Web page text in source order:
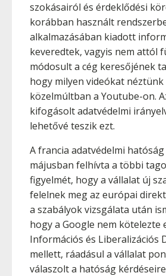
szokásairól és érdeklődési
korábban használt
alkalmazásában kiadott
keveredtek, vagyis nem attól
módosult a cég keresőjének
hogy milyen videókat néztünk
közelmúltban a Youtube-on.
kifogásolt adatvédelmi
lehetővé teszik ezt.
A francia adatvédelmi
májusban felhívta a többi
figyelmét, hogy a vállalat új
felelnek meg az európai
a szabályok vizsgálata után
hogy a Google nem kötelezte
Információs és Liberalizációs
mellett, ráadásul a vállalat
válaszolt a hatóság